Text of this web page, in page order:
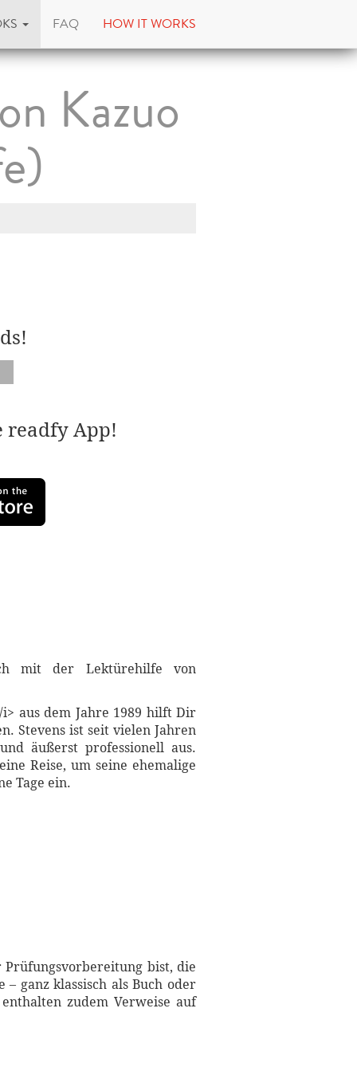
FAQ HOW IT WORKS
Kazuo
readfy App!
mit der Lektürehilfe von
aus dem Jahre 1989 hilft Dir
Stevens ist seit vielen Jahren
äußerst professionell aus.
Reise, um seine ehemalige
Tage ein.
bist, die
ganz klassisch als Buch oder
zudem Verweise auf